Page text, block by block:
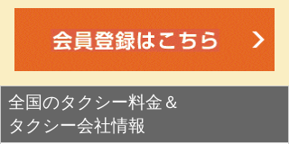
全国のタクシー料金＆
タクシー会社情報